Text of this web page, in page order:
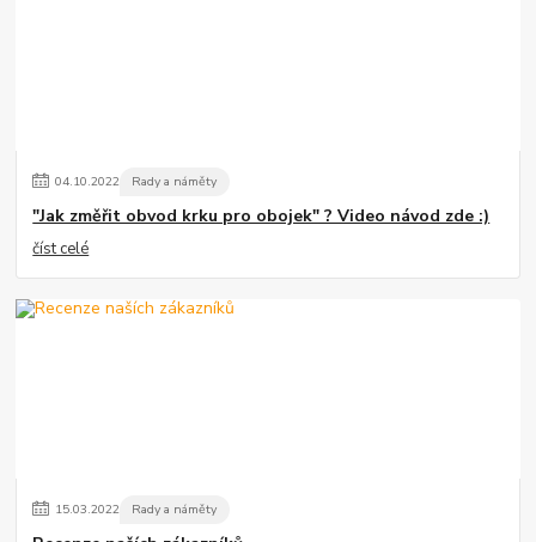
04.10.2022 Rady a náměty
"Jak změřit obvod krku pro obojek" ? Video návod zde :)
číst celé
15.03.2022 Rady a náměty